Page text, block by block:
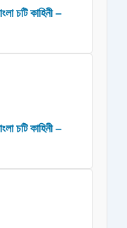
চটি কাহিনী –
চটি কাহিনী –